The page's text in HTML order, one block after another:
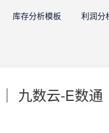
库存分析模板 利润分
九数云-E数通